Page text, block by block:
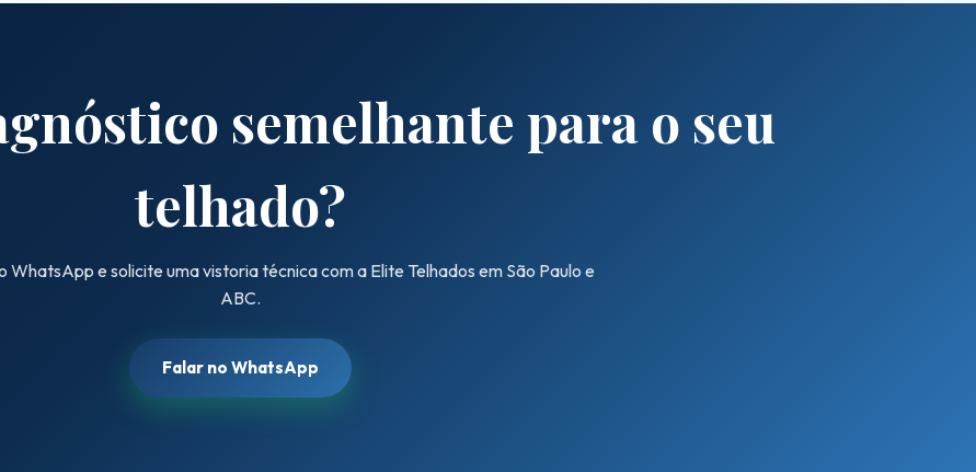
semelhante para o seu
telhado?
WhatsApp e solicite uma vistoria técnica com a Elite Telhados em São Paulo e
ABC.
Falar no WhatsApp